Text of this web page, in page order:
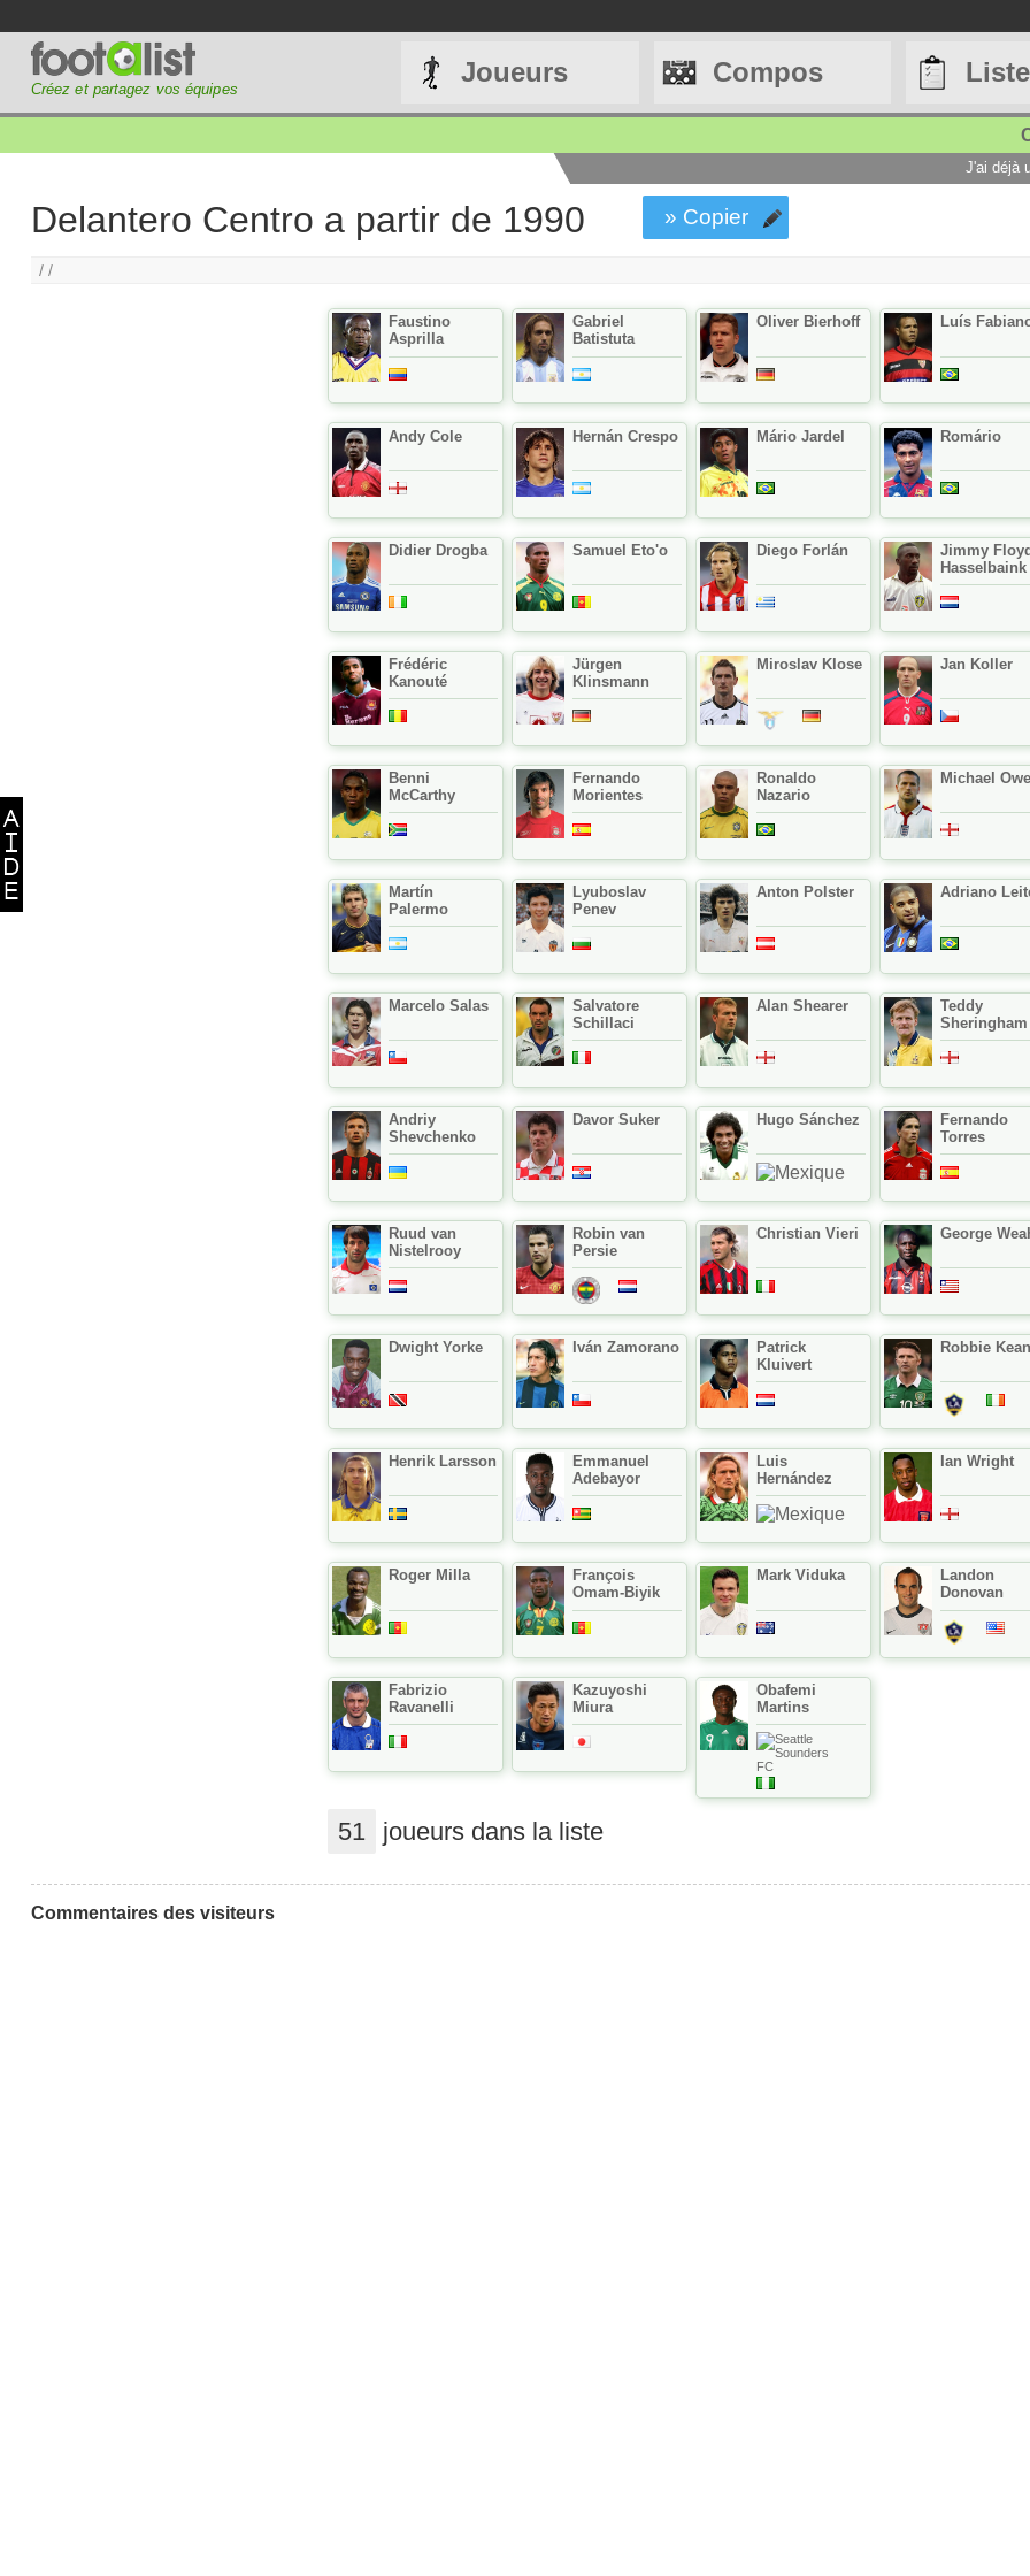
Créez et partagez vos équipes
Joueurs Compos
J'ai déjà
Delantero Centro a partir de 1990 » Copier
/ /
Faustino
Asprilla
Gabriel
Batistuta
Oliver Bierhoff Luís
Andy Cole Hernán Crespo Mário Jardel Romário
Didier Drogba Samuel Eto'o Diego Forlán
Jimmy
Hasselbaink
Frédéric
Kanouté
Jürgen
Klinsmann
Miroslav Klose Jan Koller
Benni
McCarthy
Fernando
Morientes
Ronaldo
Nazario
Michael
Martín
Palermo
Lyuboslav
Penev
Anton Polster Adriano
Marcelo Salas
Salvatore
Schillaci
Alan Shearer
Teddy
Sheringham
Andriy
Shevchenko
Davor Suker Hugo Sánchez
Fernando
Torres
Ruud van
Nistelrooy
Robin van
Persie
Christian Vieri George
Dwight Yorke Iván Zamorano
Patrick
Kluivert
Robbie
Henrik Larsson
Emmanuel
Adebayor
Luis
Hernández
Ian Wright
Roger Milla
François
Omam-Biyik
Mark Viduka
Landon
Donovan
Fabrizio
Ravanelli
Kazuyoshi
Miura
Obafemi
Martins
51 joueurs dans la liste
Commentaires des visiteurs